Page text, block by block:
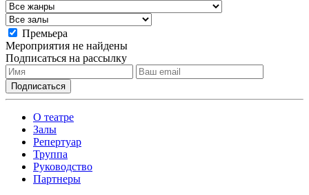
Премьера
Мероприятия не найдены
Подписаться на рассылку
О театре
Залы
Репертуар
Труппа
Руководство
Партнеры